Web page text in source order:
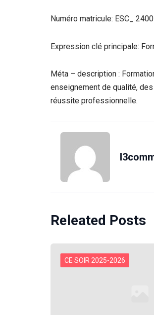
Numéro matricule: ESC_
Expression clé principale:
Méta – description :
enseignement de qualité,
réussite professionnelle.
Releated Posts
CE SOIR 2025-2026